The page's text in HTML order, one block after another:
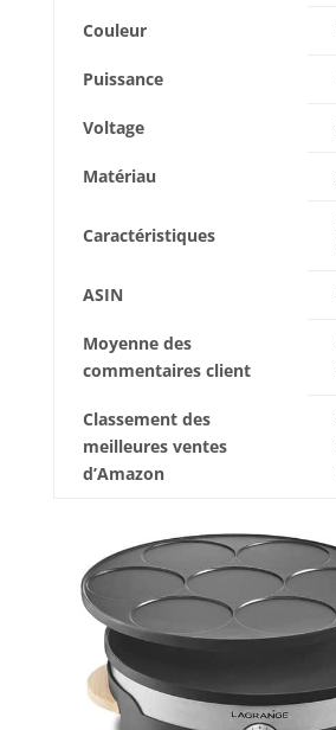
Couleur
Puissance
Voltage
Matériau
Caractéristiques
ASIN
Moyenne des
commentaires client
Classement des
meilleures ventes
d’Amazon